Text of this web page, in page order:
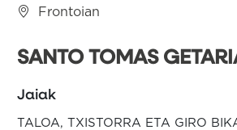
Frontoian
SANTO TOMAS
Jaiak
TALOA, TXISTORRA ETA GIRO